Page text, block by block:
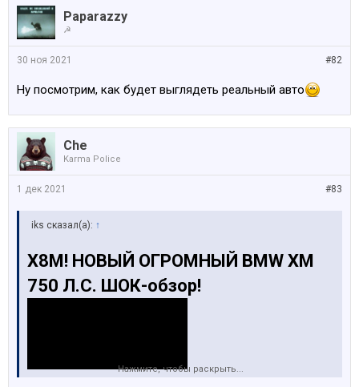
Paparazzy
☭
#82
30 ноя 2021
Ну посмотрим, как будет выглядеть реальный авто
Che
Karma Police
#83
1 дек 2021
iks сказал(а): ↑
X8M! НОВЫЙ ОГРОМНЫЙ BMW XM
750 Л.С. ШОК-обзор!
Нажмите, чтобы раскрыть...